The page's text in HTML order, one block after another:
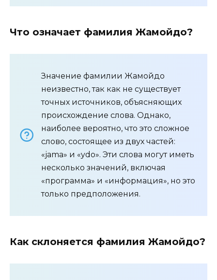
Что означает фамилия Жамойдо?
Значение фамилии Жамойдо
неизвестно, так как не существует
точных источников, объясняющих
происхождение слова. Однако,
наиболее вероятно, что это сложное
слово, состоящее из двух частей:
«jama» и «ydo». Эти слова могут иметь
несколько значений, включая
«программа» и «информация», но это
только предположения.
Как склоняется фамилия Жамойдо?